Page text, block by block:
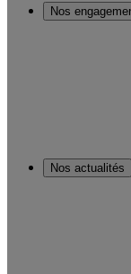
Nos
Nos actualités